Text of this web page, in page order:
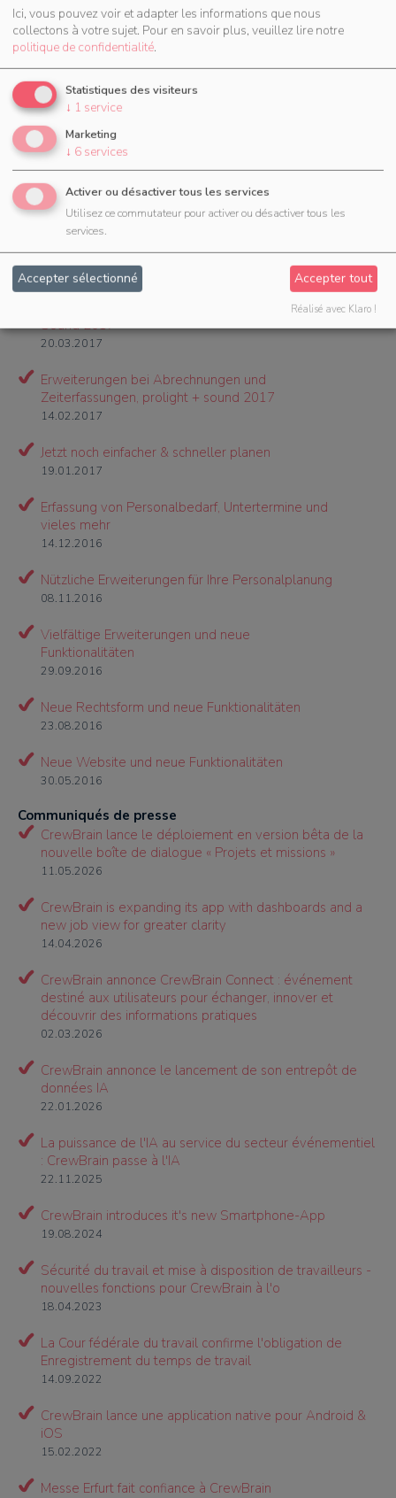
17.08.2017
Vielfältige Optimierungen für Ihre Personalplanung
13.07.2017
Reisekosten, Fahrzeuge und vieles mehr
13.06.2017
Arbeitszeiten mit GPS-Positionen,
Mitarbeiterzertifikate u.v.m.
10.05.2017
Location- und Kundendatenbank, Umkreissuche
u.v.m.
18.04.2017
Optimierung der Zeiterfassung und Prolight +
Sound 2017
20.03.2017
Erweiterungen bei Abrechnungen und
Zeiterfassungen, prolight + sound 2017
14.02.2017
Jetzt noch einfacher & schneller planen
19.01.2017
Erfassung von Personalbedarf, Untertermine und
vieles mehr
14.12.2016
Nützliche Erweiterungen für Ihre Personalplanung
08.11.2016
Vielfältige Erweiterungen und neue
Funktionalitäten
29.09.2016
Neue Rechtsform und neue Funktionalitäten
23.08.2016
Neue Website und neue Funktionalitäten
30.05.2016
Communiqués de presse
CrewBrain lance le déploiement en version bêta de la
nouvelle boîte de dialogue « Projets et missions »
11.05.2026
CrewBrain is expanding its app with dashboards and a
new job view for greater clarity
14.04.2026
CrewBrain annonce CrewBrain Connect : événement
destiné aux utilisateurs pour échanger, innover et
découvrir des informations pratiques
02.03.2026
CrewBrain annonce le lancement de son entrepôt de
données IA
22.01.2026
La puissance de l'IA au service du secteur événementiel
: CrewBrain passe à l'IA
22.11.2025
CrewBrain introduces it's new Smartphone-App
19.08.2024
Sécurité du travail et mise à disposition de travailleurs -
nouvelles fonctions pour CrewBrain à l'o
18.04.2023
La Cour fédérale du travail confirme l'obligation de
Enregistrement du temps de travail
14.09.2022
CrewBrain lance une application native pour Android &
iOS
15.02.2022
Messe Erfurt fait confiance à CrewBrain
Ici, vous pouvez voir et adapter les informations que nous
collectons à votre sujet. Pour en savoir plus, veuillez lire notre
politique de confidentialité.
Statistiques des visiteurs
↓ 1 service
Marketing
↓ 6 services
Activer ou désactiver tous les services
Utilisez ce commutateur pour activer ou désactiver tous les
services.
Accepter sélectionné Accepter tout
Réalisé avec Klaro !